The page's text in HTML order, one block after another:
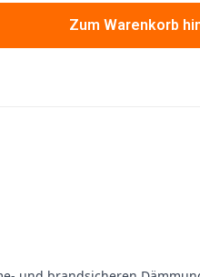
Zum Warenkorb